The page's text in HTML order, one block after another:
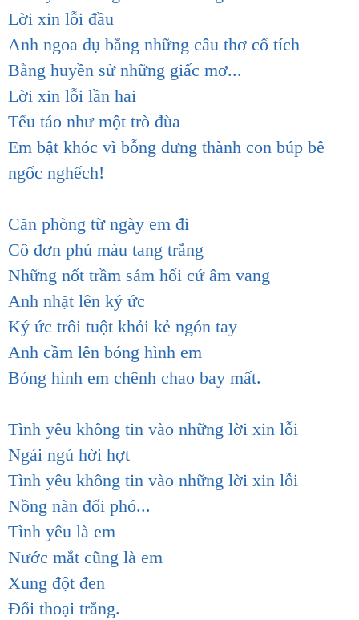
Lời xin lỗi đầu
Anh ngoa dụ bằng những câu thơ cổ tích
Bằng huyền sử những giấc mơ...
Lời xin lỗi lần hai
Tếu táo như một trò đùa
Em bật khóc vì bỗng dưng thành con búp bê
ngốc nghếch!
Căn phòng từ ngày em đi
Cô đơn phủ màu tang trắng
Những nốt trầm sám hối cứ âm vang
Anh nhặt lên ký ức
Ký ức trôi tuột khỏi kẻ ngón tay
Anh cầm lên bóng hình em
Bóng hình em chênh chao bay mất.
Tình yêu không tin vào những lời xin lỗi
Ngái ngủ hời hợt
Tình yêu không tin vào những lời xin lỗi
Nồng nàn đối phó...
Tình yêu là em
Nước mắt cũng là em
Xung đột đen
Đối thoại trắng.